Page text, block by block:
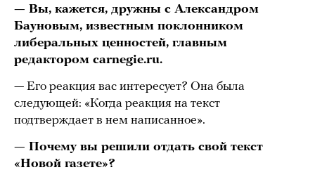
— Вы, кажется, дружны с Александром
Бауновым, известным поклонником
либеральных ценностей, главным
редактором carnegie.ru.
— Его реакция вас интересует? Она была
следующей: «Когда реакция на текст
подтверждает в нем написанное».
— Почему вы решили отдать свой текст
«Новой газете»?